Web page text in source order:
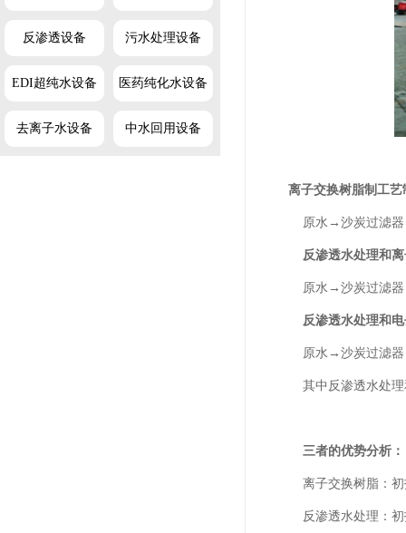
反渗透设备 污水处理设备
EDI超纯水设备 医药纯化水设备
去离子水设备 中水回用设备
离子交换树脂制工艺
原水→沙炭过滤器→
反渗透水处理和离
原水→沙炭过滤器→
反渗透水处理和电
原水→沙炭过滤器→
其中反渗透水处理
三者的优势分析：
离子交换树脂：初
反渗透水处理：初投